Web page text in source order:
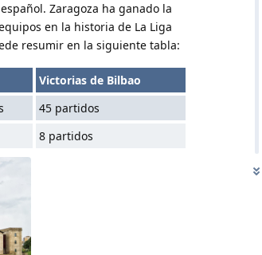
Zaragoza ha ganado la
en la historia de La Liga
resumir en la siguiente tabla:
Victorias de Bilbao
45 partidos
8 partidos